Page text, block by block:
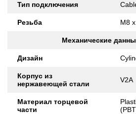
Тип подключения
Резьба M8
Механические
Дизайн
Корпус из
нержавеющей стали
V2A
Материал торцевой
части